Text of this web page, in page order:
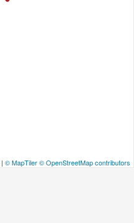
| © MapTiler© OpenStreetMap contributors